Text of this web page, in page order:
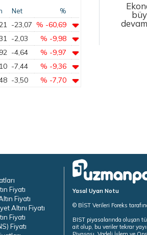
Net
%
-23,07 % -60,69
-2,03 % -9,98
-4,64 % -9,97
-7,44 % -9,36
-3,50 % -7,70
Fiyatı
Fiyatı
Altını Fiyatı
Fiyatı
Fiyatı
Yasal Uyarı Notu
© BİST Verileri Foreks
BIST piyasalarında oluşan
ait olup, bu veriler tekrar